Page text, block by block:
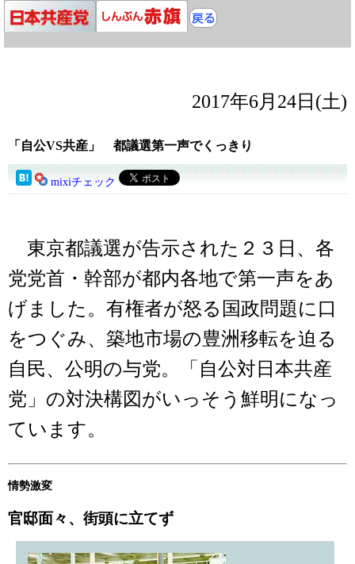
2017年6月24日(土)
「自公VS共産」 都議選第一声でくっきり
mixiチェック
東京都議選が告示された２３日、各
党党首・幹部が都内各地で第一声をあ
げました。有権者が怒る国政問題に口
をつぐみ、築地市場の豊洲移転を迫る
自民、公明の与党。「自公対日本共産
党」の対決構図がいっそう鮮明になっ
ています。
情勢激変
官邸面々、街頭に立てず